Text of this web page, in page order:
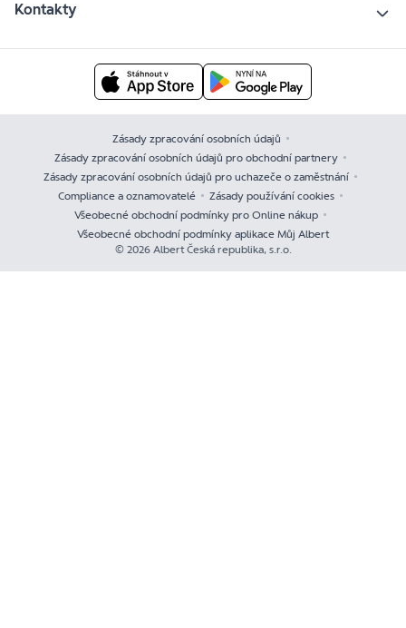
Kontakty
Zásady zpracování osobních údajů
Zásady zpracování osobních údajů pro obchodní partnery
Zásady zpracování osobních údajů pro uchazeče o zaměstnání
Compliance a oznamovatelé
Zásady používání cookies
Všeobecné obchodní podmínky pro Online nákup
Všeobecné obchodní podmínky aplikace Můj Albert
© 2026 Albert Česká republika, s.r.o.